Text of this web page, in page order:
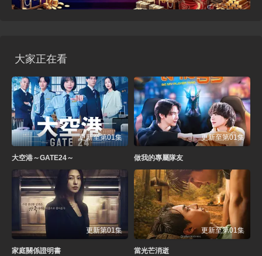
大家正在看
更新至第01集
大空港～GATE24～
更新至第01集
做我的專屬隊友
更新第01集
家庭關係證明書
更新至第01集
當光芒消逝